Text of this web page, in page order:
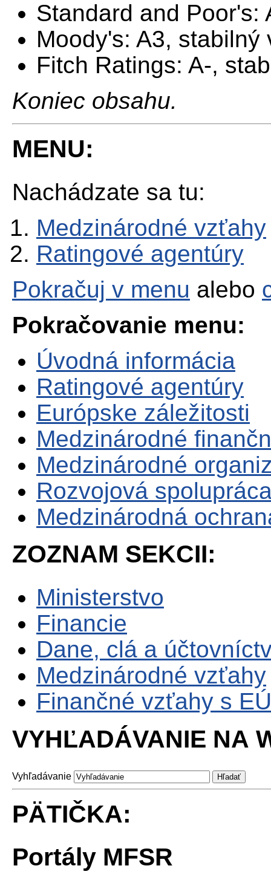
Standard and
Moody's: A3, stabilný
Fitch Ratings: A-,
Koniec obsahu.
MENU:
Nachádzate sa tu:
Medzinárodné vzťahy
Ratingové agentúry
Pokračuj v menu alebo
Pokračovanie menu:
Úvodná informácia
Ratingové agentúry
Európske záležitosti
Medzinárodné
Medzinárodné
Rozvojová
Medzinárodná
ZOZNAM SEKCII:
Ministerstvo
Financie
Dane, clá a
Medzinárodné vzťahy
Finančné vzťahy s EÚ
VYHĽADÁVANIE NA
Vyhľadávanie
PÄTIČKA:
Portály MFSR